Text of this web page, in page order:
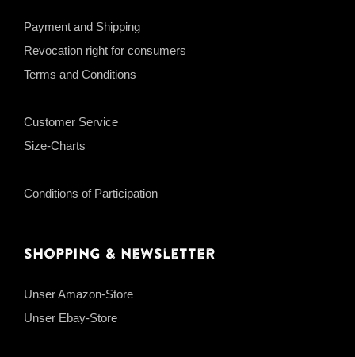
Payment and Shipping
Revocation right for consumers
Terms and Conditions
Customer Service
Size-Charts
Conditions of Participation
Shopping & Newsletter
Unser Amazon-Store
Unser Ebay-Store